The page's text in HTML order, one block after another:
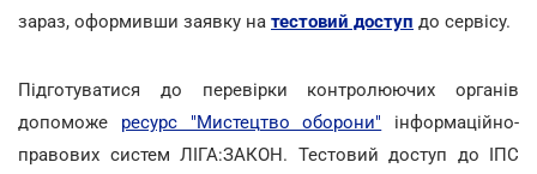
зараз, оформивши заявку на тестовий доступ до сервісу.
Підготуватися до перевірки контролюючих органів
допоможе ресурс "Мистецтво оборони" інформаційно-
правових систем ЛІГА:ЗАКОН. Тестовий доступ до ІПС